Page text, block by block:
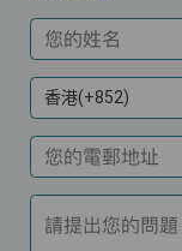
您的姓名
香港(+852)
您的電郵地址
請提出您的問題